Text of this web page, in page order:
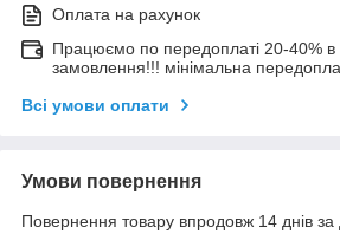
Оплата на рахунок
Працюємо по передоплаті 20-40% в
замовлення!!! мінімальна
Всі умови оплати
Умови повернення
Повернення товару впродовж 14 днів за